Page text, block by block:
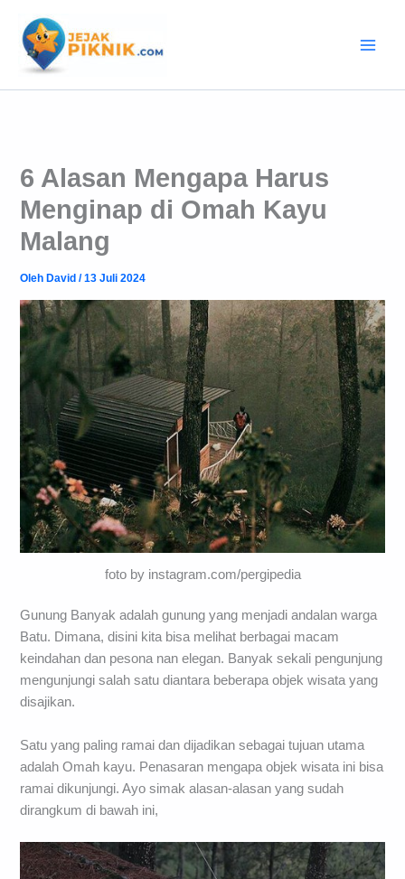
konten
6 Alasan Mengapa Harus
Menginap di Omah Kayu
Malang
Oleh David/13 Juli 2024
foto by instagram.com/pergipedia
Gunung Banyak adalah gunung yang menjadi andalan warga
Batu. Dimana, disini kita bisa melihat berbagai macam
keindahan dan pesona nan elegan. Banyak sekali pengunjung
mengunjungi salah satu diantara beberapa objek wisata yang
disajikan.
Satu yang paling ramai dan dijadikan sebagai tujuan utama
adalah Omah kayu. Penasaran mengapa objek wisata ini bisa
ramai dikunjungi. Ayo simak alasan-alasan yang sudah
dirangkum di bawah ini,